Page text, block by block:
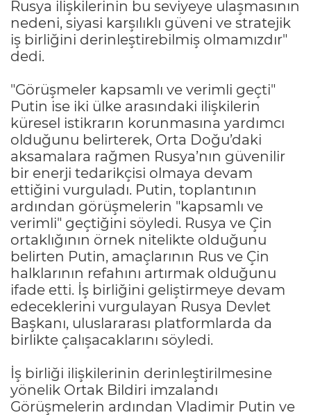
Rusya ilişkilerinin bu seviyeye ulaşmasının
nedeni, siyasi karşılıklı güveni ve stratejik
iş birliğini derinleştirebilmiş olmamızdır"
dedi.
"Görüşmeler kapsamlı ve verimli geçti"
Putin ise iki ülke arasındaki ilişkilerin
küresel istikrarın korunmasına yardımcı
olduğunu belirterek, Orta Doğu’daki
aksamalara rağmen Rusya’nın güvenilir
bir enerji tedarikçisi olmaya devam
ettiğini vurguladı. Putin, toplantının
ardından görüşmelerin "kapsamlı ve
verimli" geçtiğini söyledi. Rusya ve Çin
ortaklığının örnek nitelikte olduğunu
belirten Putin, amaçlarının Rus ve Çin
halklarının refahını artırmak olduğunu
ifade etti. İş birliğini geliştirmeye devam
edeceklerini vurgulayan Rusya Devlet
Başkanı, uluslararası platformlarda da
birlikte çalışacaklarını söyledi.
İş birliği ilişkilerinin derinleştirilmesine
yönelik Ortak Bildiri imzalandı
Görüşmelerin ardından Vladimir Putin ve